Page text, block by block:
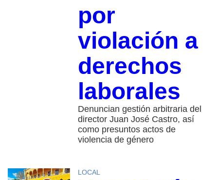
por
violación a
derechos
laborales
Denuncian gestión arbitraria del
director Juan José Castro, así
como presuntos actos de
violencia de género
LOCAL